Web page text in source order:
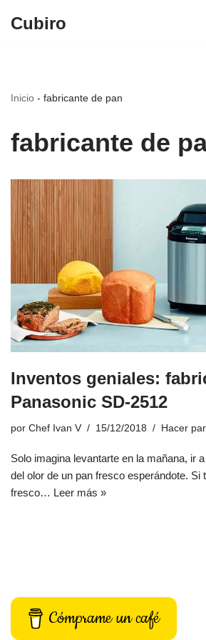
Cubiro
Inicio - fabricante de pan
fabricante de
Inventos geniales:
Panasonic SD-2512
por Chef Ivan V 15/12/2018 Hacer
Solo imagina levantarte en la mañana, ir
del olor de un pan fresco esperándote. Si
fresco… Leer más »
Cómprame un café